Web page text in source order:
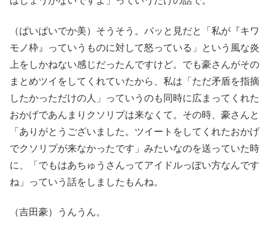
（ぱいぱいでか美）そうそう。パッと見だと「私が『キワ
モノ枠』っていうものに対して怒っている」という風な炎
上をしかねない感じだったんですけど。でも豪さんがその
まとめツイをしてくれていたから、私は「ただ矛盾を指摘
したかっただけの人」っていうのも同時に広まってくれた
おかげであんまりクソリプは来なくて。その時、豪さんと
「ありがとうございました。ツイートをしてくれたおかげ
でクソリプが来なかったです」みたいなのを送っていた時
に、「でもはあちゅうさんってアイドルっぽい方なんです
ね」っていう話をしましたもんね。
（吉田豪）うんうん。